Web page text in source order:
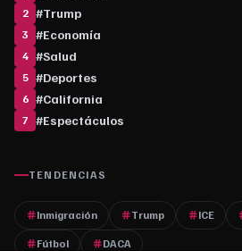
2 #Trump
3 #Economía
4 #Salud
5 #Deportes
6 #California
7 #Espectáculos
TENDENCIAS
Inmigración Trump ICE
Fútbol DACA